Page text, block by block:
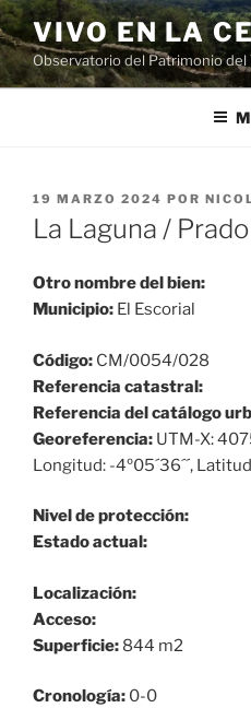
Saltar
al
contenido
VIVO EN LA
Observatorio del Patrimonio
PUBLICADO
EL
19 MARZO 2024 POR
La Laguna /
Otro nombre del bien:
Municipio: El Escorial
Código: CM/0054/028
Referencia catastral:
Referencia del catálogo
Georeferencia: UTM-X:
Longitud: -4º05´36´´,
Nivel de protección:
Estado actual:
Localización:
Acceso:
Superficie: 844 m2
Cronología: 0-0